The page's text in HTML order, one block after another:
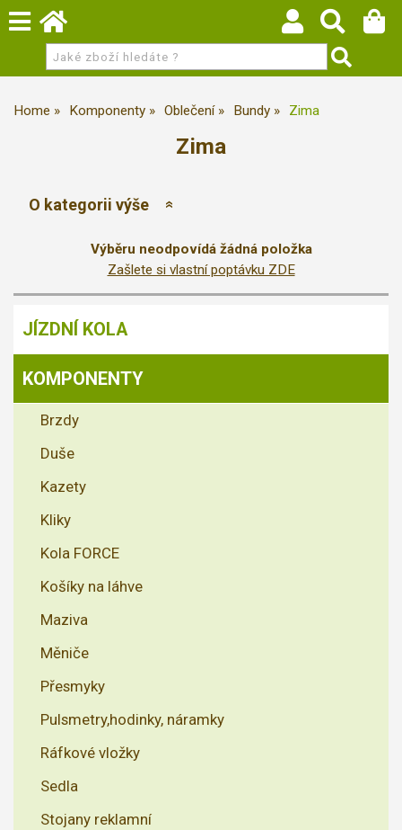
Home Komponenty Oblečení Bundy Zima
Zima
O kategorii výše
Výběru neodpovídá žádná položka
Zašlete si vlastní poptávku ZDE
JÍZDNÍ KOLA
KOMPONENTY
Brzdy
Duše
Kazety
Kliky
Kola FORCE
Košíky na láhve
Maziva
Měniče
Přesmyky
Pulsmetry,hodinky, náramky
Ráfkové vložky
Sedla
Stojany reklamní